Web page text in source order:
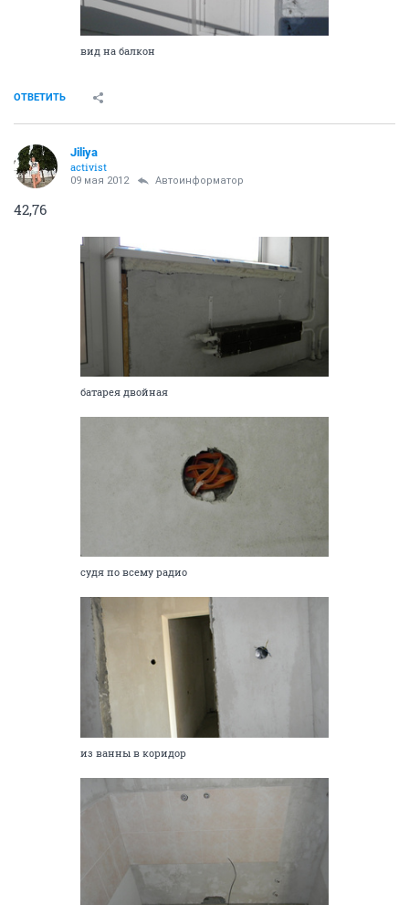
вид на балкон
ОТВЕТИТЬ
Jiliya
activist
09 мая 2012 Автоинформатор
42,76
батарея двойная
судя по всему радио
из ванны в коридор